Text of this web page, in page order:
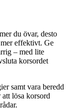
du övar, desto
effektivt. Ge
– med lite
korsordet
samt vara beredd
lösa korsord